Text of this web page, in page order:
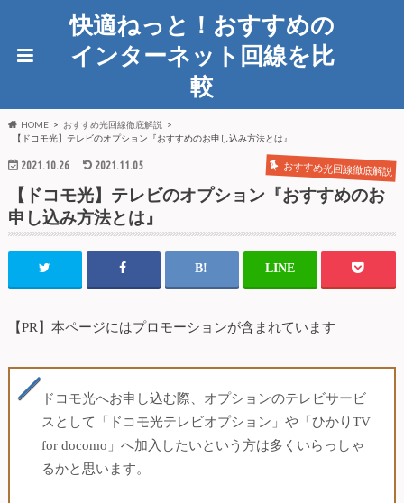
快適ねっと！おすすめの
インターネット回線を比
較
HOME
おすすめ光回線徹底解説
【ドコモ光】テレビのオプション『おすすめのお申し込み方法とは』
2021.10.26 2021.11.05 おすすめ光回線徹底解説
【ドコモ光】テレビのオプション『おすすめのお
申し込み方法とは』
【PR】本ページにはプロモーションが含まれています
ドコモ光へお申し込む際、オプションのテレビサービ
スとして「ドコモ光テレビオプション」や「ひかりTV
for docomo」へ加入したいという方は多くいらっしゃ
るかと思います。